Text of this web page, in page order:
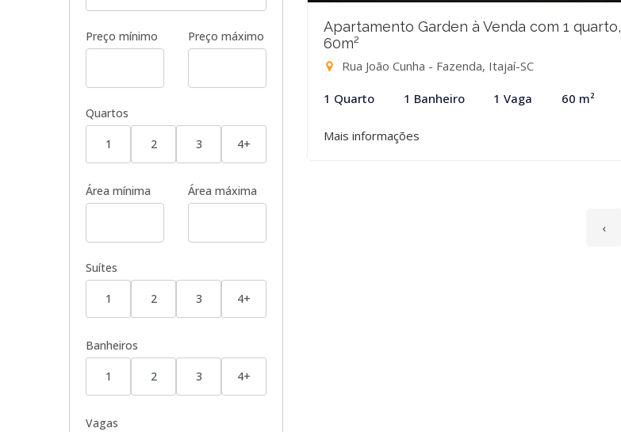
Preço mínimo Preço máximo
Quartos
1 2 3 4+
Área mínima Área máxima
Suítes
1 2 3 4+
Banheiros
1 2 3 4+
Vagas
Apartamento Garden à Venda com 1 quarto,
60m²
Rua João Cunha - Fazenda, Itajaí-SC
1 Quarto 1 Banheiro 1 Vaga 60 m²
Mais informações
‹